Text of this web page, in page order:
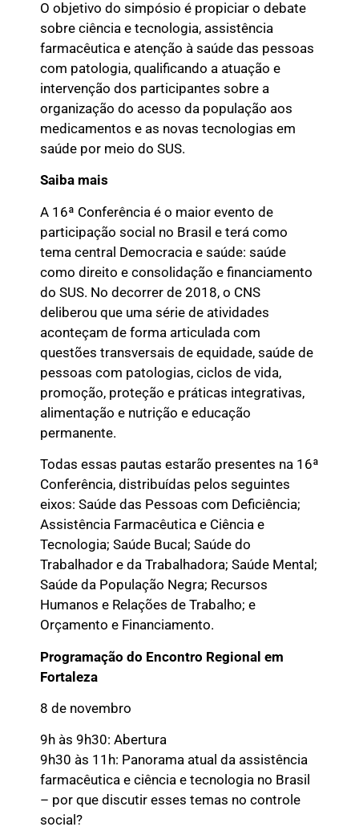
O objetivo do simpósio é propiciar o debate
sobre ciência e tecnologia, assistência
farmacêutica e atenção à saúde das pessoas
com patologia, qualificando a atuação e
intervenção dos participantes sobre a
organização do acesso da população aos
medicamentos e as novas tecnologias em
saúde por meio do SUS.
Saiba mais
A 16ª Conferência é o maior evento de
participação social no Brasil e terá como
tema central Democracia e saúde: saúde
como direito e consolidação e financiamento
do SUS. No decorrer de 2018, o CNS
deliberou que uma série de atividades
aconteçam de forma articulada com
questões transversais de equidade, saúde de
pessoas com patologias, ciclos de vida,
promoção, proteção e práticas integrativas,
alimentação e nutrição e educação
permanente.
Todas essas pautas estarão presentes na 16ª
Conferência, distribuídas pelos seguintes
eixos: Saúde das Pessoas com Deficiência;
Assistência Farmacêutica e Ciência e
Tecnologia; Saúde Bucal; Saúde do
Trabalhador e da Trabalhadora; Saúde Mental;
Saúde da População Negra; Recursos
Humanos e Relações de Trabalho; e
Orçamento e Financiamento.
Programação do Encontro Regional em
Fortaleza
8 de novembro
9h às 9h30: Abertura
9h30 às 11h: Panorama atual da assistência
farmacêutica e ciência e tecnologia no Brasil
– por que discutir esses temas no controle
social?